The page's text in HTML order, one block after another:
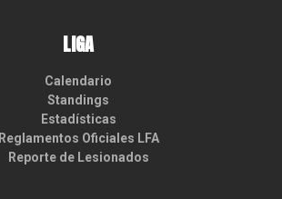
LIGA
Calendario
Standings
Estadísticas
Reglamentos Oficiales LFA
Reporte de Lesionados